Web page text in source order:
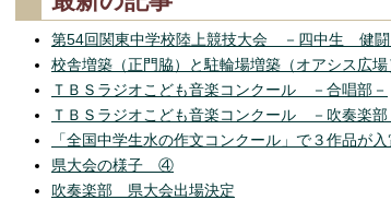
第54回関東中学校陸上競技大会 －四中生 健闘
校舎増築（正門脇）と駐輪場増築（オアシス広
ＴＢＳラジオこども音楽コンクール －合唱部－
ＴＢＳラジオこども音楽コンクール －吹奏楽部
「全国中学生水の作文コンクール」で３作品が入
県大会の様子 ④
吹奏楽部 県大会出場決定